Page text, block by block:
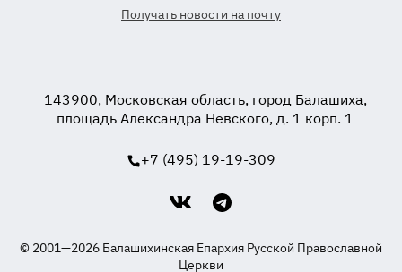
Получать новости на почту
143900, Московская область, город Балашиха,
площадь Александра Невского, д. 1 корп. 1
+7 (495) 19-19-309
© 2001—2026 Балашихинская Епархия Русской Православной
Церкви